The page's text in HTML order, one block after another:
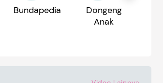
Bundapedia
Dongeng
Anak